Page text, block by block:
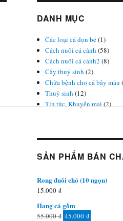
DANH MỤC
Các loại cá dọn bể(1)
Cách nuôi cá cảnh (58)
Cách nuôi cá cảnh2 (8)
Cây thuỷ sinh (2)
Chữa bệnh cho cá bảy màu
Thuỷ sinh (12)
Tin tức, Khuyến mai(2)
SẢN PHẨM BÁN
Rong đuôi chó (10 ngọn)
15.000 ₫
Hang cá gốm
55.000₫ Giá
45.000₫